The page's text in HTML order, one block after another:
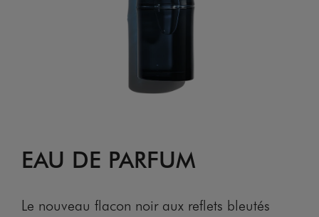
EAU DE PARFUM
Le nouveau flacon noir aux reflets bleutés